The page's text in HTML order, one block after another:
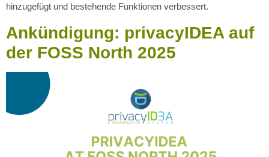
hinzugefügt und bestehende Funktionen verbessert.
Ankündigung: privacyIDEA auf
der FOSS North 2025